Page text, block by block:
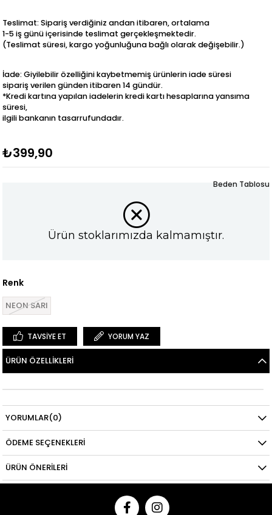
Teslimat: Sipariş verdiğiniz andan itibaren, ortalama
1-5 iş günü içerisinde teslimat gerçekleşmektedir.
(Teslimat süresi, kargo yoğunluğuna bağlı olarak değişebilir.)
İade: Giyilebilir özelliğini kaybetmemiş ürünlerin iade süresi
sipariş verilen günden itibaren 14 gündür.
*Kredi kartına yapılan iadelerin kredi kartı hesaplarına yansıma
süresi,
ilgili bankanın tasarrufundadır.
₺399,90
Ürün stoklarımızda kalmamıştır.
Renk
NEON SARI
Beden Tablosu
TAVSIYE ET YORUM YAZ
ÜRÜN ÖZELLIKLERI
YORUMLAR(0)
ÖDEME SEÇENEKLERI
ÜRÜN ÖNERILERI